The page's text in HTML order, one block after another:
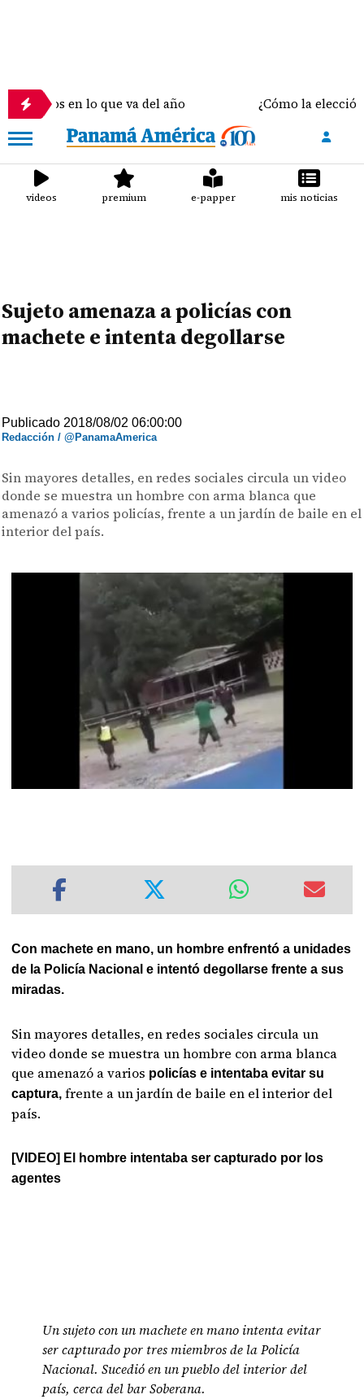
en lo que va del año ¿Cómo la elección del
videos premium e-papper mis noticias
Sujeto amenaza a policías con
machete e intenta degollarse
Publicado 2018/08/02 06:00:00
Redacción / @PanamaAmerica
Sin mayores detalles, en redes sociales circula un video
donde se muestra un hombre con arma blanca que
amenazó a varios policías, frente a un jardín de baile en el
interior del país.
Con machete en mano, un hombre enfrentó a unidades
de la Policía Nacional e intentó degollarse frente a sus
miradas.
Sin mayores detalles, en redes sociales circula un
video donde se muestra un hombre con arma blanca
que amenazó a varios policías e intentaba evitar su
captura,frente a un jardín de baile en el interior del
país.
[VIDEO] El hombre intentaba ser capturado por los
agentes
Un sujeto con un machete en mano intenta evitar
ser capturado por tres miembros de la Policía
Nacional. Sucedió en un pueblo del interior del
país, cerca del bar Soberana.